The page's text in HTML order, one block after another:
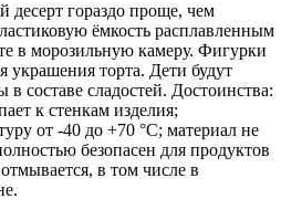
гораздо проще, чем
ёмкость расплавленным
в морозильную камеру. Фигурки
украшения торта. Дети будут
в составе сладостей. Достоинства:
к стенкам изделия;
от -40 до +70 °С; материал не
безопасен для продуктов
в том числе в